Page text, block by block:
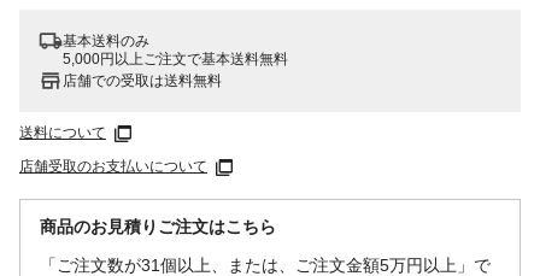
基本送料のみ
5,000円以上ご注文で基本送料無料
店舗での受取は送料無料
送料について
店舗受取のお支払いについて
商品のお見積りご注文はこちら
「ご注文数が31個以上、または、ご注文金額5万円以上」で